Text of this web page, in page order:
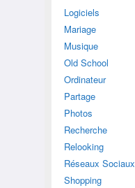
Logiciels
Mariage
Musique
Old School
Ordinateur
Partage
Photos
Recherche
Relooking
Réseaux Sociaux
Shopping